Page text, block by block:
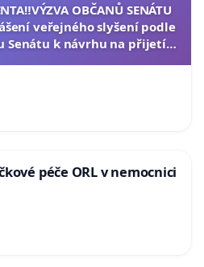
OBČANŮ SENÁTU
veřejného slyšení podle
Senátu k návrhu na přijetí
péče ORL v nemocnici